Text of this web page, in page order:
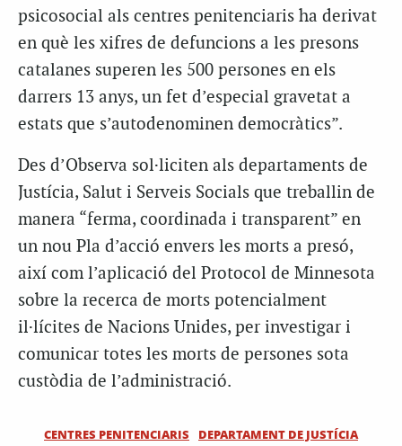
psicosocial als centres penitenciaris ha derivat
en què les xifres de defuncions a les presons
catalanes superen les 500 persones en els
darrers 13 anys, un fet d’especial gravetat a
estats que s’autodenominen democràtics”.
Des d’Observa sol·liciten als departaments de
Justícia, Salut i Serveis Socials que treballin de
manera “ferma, coordinada i transparent” en
un nou Pla d’acció envers les morts a presó,
així com l’aplicació del Protocol de Minnesota
sobre la recerca de morts potencialment
il·lícites de Nacions Unides, per investigar i
comunicar totes les morts de persones sota
custòdia de l’administració.
CENTRES PENITENCIARIS
DEPARTAMENT DE JUSTÍCIA